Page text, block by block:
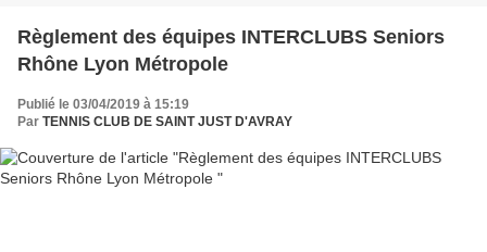
Règlement des équipes INTERCLUBS Seniors
Rhône Lyon Métropole
Publié le 03/04/2019 à 15:19
Par TENNIS CLUB DE SAINT JUST D'AVRAY